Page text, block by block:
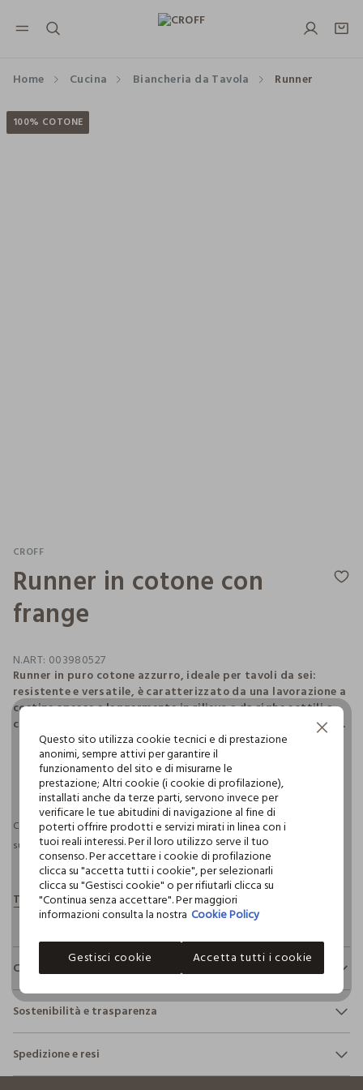
NAVIGATION.ARIA.GOTOMAINCONTENT
100% COTONE
Home Cucina Biancheria da Tavola Runner
CROFF
Runner in cotone con
frange
N.ART: 003980527
Runner in puro cotone azzurro, ideale per tavoli da sei:
resistente e versatile, è caratterizzato da una lavorazione a
costine spesse e leggermente in rilievo e da righe sottili a
contrasto. Con frange sui lati corti. Dimensioni: 160 x 50 cm.
pdp.loyalty.section.advantages
Consegna prevista entro il 10/08/2026 e spedizione gratuita per ordini
superiori a 30€ se possiedi una CROFF Club.Maggiori informazioni
Composizione e cura
Composizione:
100% COTONE
Sostenibilità e trasparenza
Sicurezza
Il 100% dei nostri articoli viene sottoposto a test chimico-
fisici, per verificarne il rispetto dei limiti che abbiamo
Spedizione e resi
Questo sito utilizza cookie tecnici e di prestazione
anonimi, sempre attivi per garantire il
funzionamento del sito e di misurarne le
prestazione; Altri cookie (i cookie di profilazione),
installati anche da terze parti, servono invece per
verificare le tue abitudini di navigazione al fine di
poterti offrire prodotti e servizi mirati in linea con i
tuoi reali interessi. Per il loro utilizzo serve il tuo
consenso. Per accettare i cookie di profilazione
clicca su "accetta tutti i cookie", per selezionarli
clicca su "Gestisci cookie" o per rifiutarli clicca su
"Continua senza accettare". Per maggiori
informazioni consulta la nostra Cookie Policy
Gestisci cookie Accetta tutti i cookie
Continua senza accettare